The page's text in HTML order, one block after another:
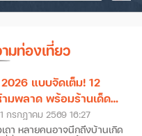
มท่องเที่ยว
2026 แบบจัดเต็ม! 12
มพลาด พร้อมร้านเด็ด
กรกฎาคม 2569 16:27
ถา หลายคนอาจนึกถึงบ้านเกิด